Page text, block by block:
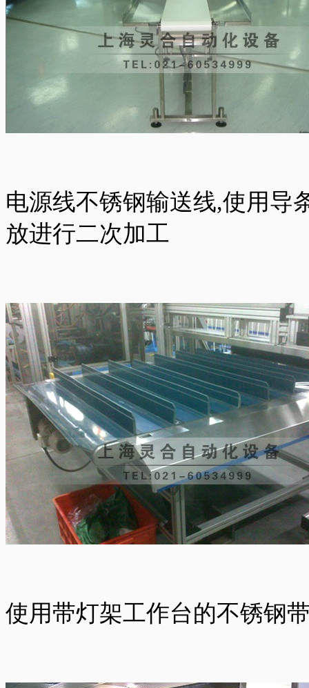
电源线不锈钢输送线,使用导
放进行二次加工
使用带灯架工作台的不锈钢